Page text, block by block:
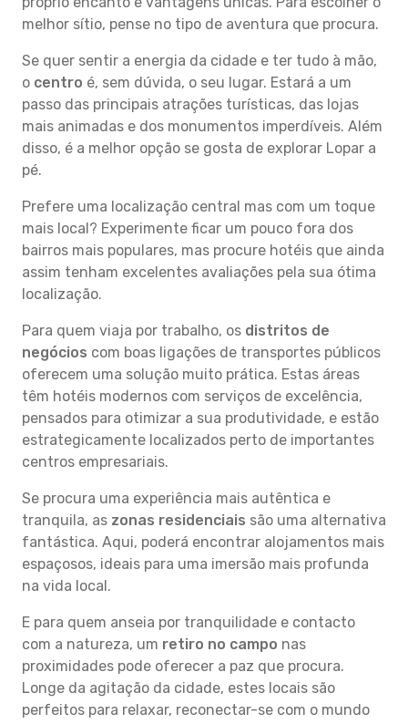
melhor sítio, pense no tipo de aventura que procura.
Se quer sentir a energia da cidade e ter tudo à mão,
o centro é, sem dúvida, o seu lugar. Estará a um
passo das principais atrações turísticas, das lojas
mais animadas e dos monumentos imperdíveis. Além
disso, é a melhor opção se gosta de explorar Lopar a
pé.
Prefere uma localização central mas com um toque
mais local? Experimente ficar um pouco fora dos
bairros mais populares, mas procure hotéis que ainda
assim tenham excelentes avaliações pela sua ótima
localização.
Para quem viaja por trabalho, os distritos de
negócios com boas ligações de transportes públicos
oferecem uma solução muito prática. Estas áreas
têm hotéis modernos com serviços de excelência,
pensados para otimizar a sua produtividade, e estão
estrategicamente localizados perto de importantes
centros empresariais.
Se procura uma experiência mais autêntica e
tranquila, as zonas residenciais são uma alternativa
fantástica. Aqui, poderá encontrar alojamentos mais
espaçosos, ideais para uma imersão mais profunda
na vida local.
E para quem anseia por tranquilidade e contacto
com a natureza, um retiro no campo nas
proximidades pode oferecer a paz que procura.
Longe da agitação da cidade, estes locais são
perfeitos para relaxar, reconectar-se com o mundo